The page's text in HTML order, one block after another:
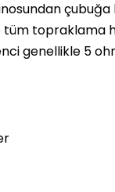
çubuğa
topraklama
genellikle 5